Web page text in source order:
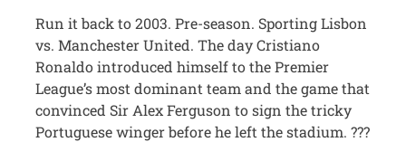
Run it back to 2003. Pre-season. Sporting Lisbon
vs. Manchester United. The day Cristiano
Ronaldo introduced himself to the Premier
League’s most dominant team and the game that
convinced Sir Alex Ferguson to sign the tricky
Portuguese winger before he left the stadium. ???